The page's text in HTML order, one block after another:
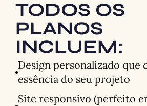
TODOS OS
PLANOS
INCLUEM:
Design personalizado que
essência do seu projeto
Site responsivo (perfeito